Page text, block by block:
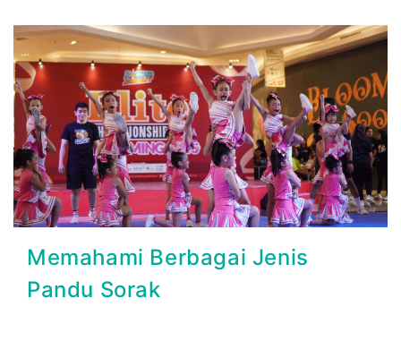
Memahami Berbagai Jenis
Pandu Sorak